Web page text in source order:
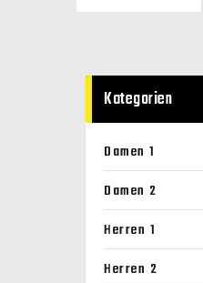
Kategorien
Damen 1
Damen 2
Herren 1
Herren 2